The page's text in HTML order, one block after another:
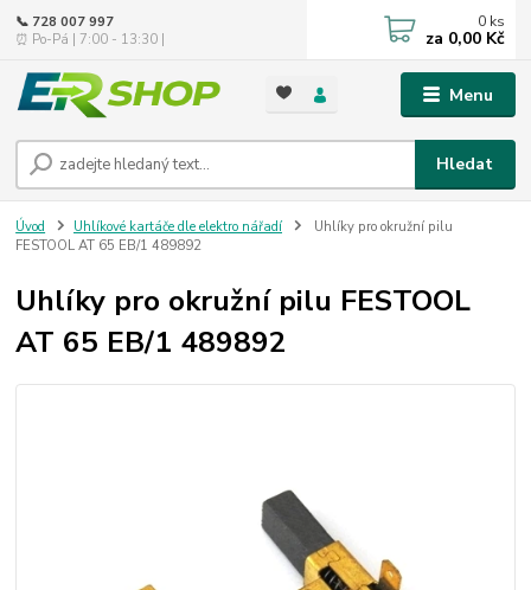
Menu
Hledat
📞 728 007 997
⏰ Po-Pá | 7:00 - 13:30 |
0 ks
za 0,00 Kč
Úvod Uhlíkové kartáče dle elektro nářadí
Uhlíky pro okružní pilu
FESTOOL AT 65 EB/1 489892
Uhlíky pro okružní pilu FESTOOL
AT 65 EB/1 489892